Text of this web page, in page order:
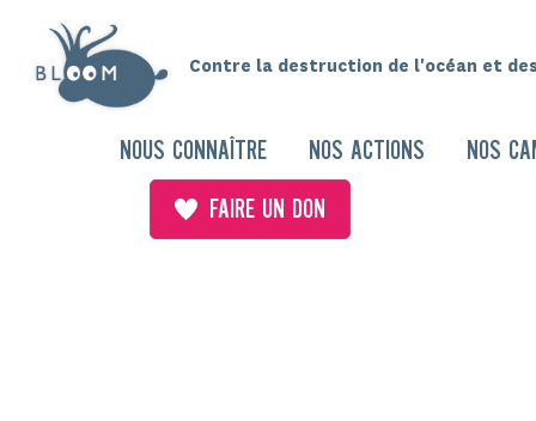
Contre la destruction de l'océan et
NOUS CONNAÎTRE NOS ACTIONS NOS
FAIRE UN DON